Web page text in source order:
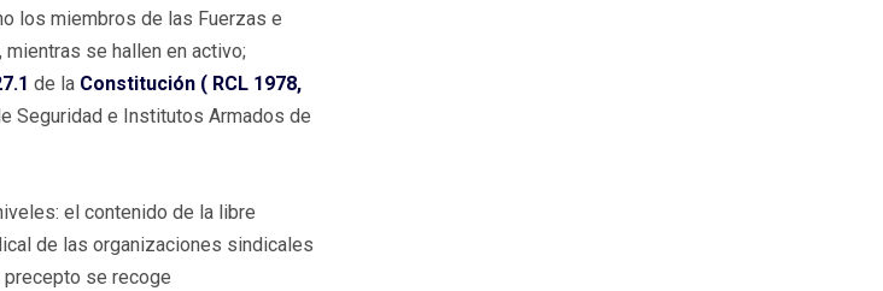
los miembros de las Fuerzas e
se hallen en activo;
de la Constitución ( RCL 1978,
Seguridad e Institutos Armados de
el contenido de la libre
de las organizaciones sindicales
se recoge